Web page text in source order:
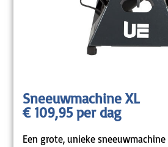
Sneeuwmachine XL
€ 109,95 per dag
Een grote, unieke